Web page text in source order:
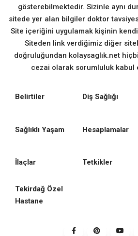
gösterebilmektedir. Sizinle aynı
sitede yer alan bilgiler doktor
Site içeriğini uygulamak kişinin
Siteden link verdiğimiz diğer
doğruluğundan kolaysaglık.net
cezai olarak sorumluluk kabul
Belirtiler Diş Sağlığı
Sağlıklı Yaşam Hesaplamalar
İlaçlar Tetkikler
Tekirdağ Özel
Hastane